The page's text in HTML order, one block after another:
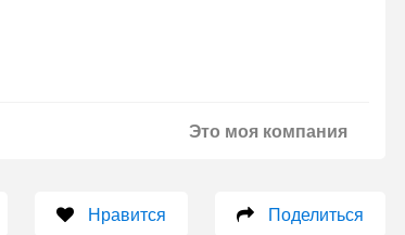
Это моя компания
Нравится Поделиться